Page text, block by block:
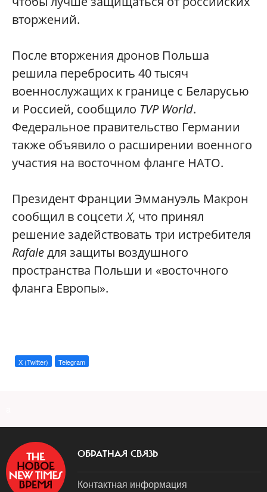
вторжений.
После вторжения дронов Польша
решила перебросить 40 тысяч
военнослужащих к границе с Беларусью
и Россией, сообщило TVP World.
Федеральное правительство Германии
также объявило о расширении военного
участия на восточном фланге НАТО.
Президент Франции Эммануэль Макрон
сообщил в соцсетиХ, что принял
решение задействовать три истребителя
Rafaleдля защиты воздушного
пространства Польши и «восточного
фланга Европы».
X (Twitter) Telegram
ОБРАТНАЯ СВЯЗЬ
Контактная информация